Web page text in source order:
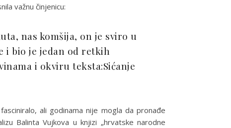
važnu činjenicu:
nas komšija, on je sviro u
i bio je jedan od retkih
i okviru teksta:Sićanje
ali godinama nije mogla da pronađe
Balinta Vujkova u knjizi „hrvatske narodne